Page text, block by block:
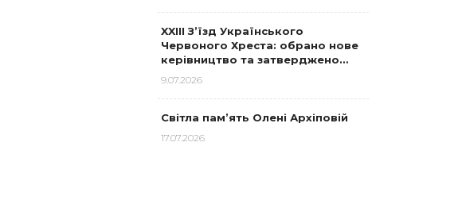
XXIII З’їзд Українського
Червоного Хреста: обрано нове
керівництво та затверджено…
9.07.2026
Світла пам’ять Олені Архіповій
17.07.2026